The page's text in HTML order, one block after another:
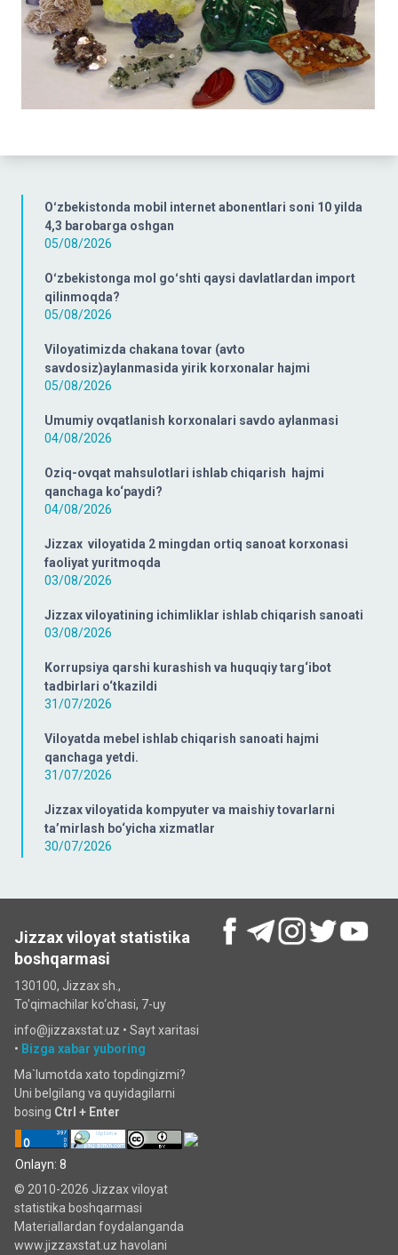
Oʻzbekistonda mobil internet abonentlari soni 10 yilda
4,3 barobarga oshgan
05/08/2026
Oʻzbekistonga mol goʻshti qaysi davlatlardan import
qilinmoqda?
05/08/2026
Viloyatimizda chakana tovar (avto
savdosiz)aylanmasida yirik korxonalar hajmi
05/08/2026
Umumiy ovqatlanish korxonalari savdo aylanmasi
04/08/2026
Oziq-ovqat mahsulotlari ishlab chiqarish hajmi
qanchaga ko‘paydi?
04/08/2026
Jizzax viloyatida 2 mingdan ortiq sanoat korxonasi
faoliyat yuritmoqda
03/08/2026
Jizzax viloyatining ichimliklar ishlab chiqarish sanoati
03/08/2026
Korrupsiya qarshi kurashish va huquqiy targ‘ibot
tadbirlari o‘tkazildi
31/07/2026
Viloyatda mebel ishlab chiqarish sanoati hajmi
qanchaga yetdi.
31/07/2026
Jizzax viloyatida kompyuter va maishiy tovarlarni
ta’mirlash bo‘yicha xizmatlar
30/07/2026
Jizzax viloyat statistika
boshqarmasi
130100, Jizzax sh.,
To'qimachilar ko‘chаsi, 7-uy
info@jizzaxstat.uz • Sayt xaritasi
• Bizga xabar yuboring
Ma`lumotda xato topdingizmi?
Uni belgilang va quyidagilarni
bosing Ctrl + Enter
Onlayn: 8
© 2010-2026 Jizzax viloyat
statistika boshqarmasi
Materiallardan foydalanganda
www.jizzaxstat.uz havolani